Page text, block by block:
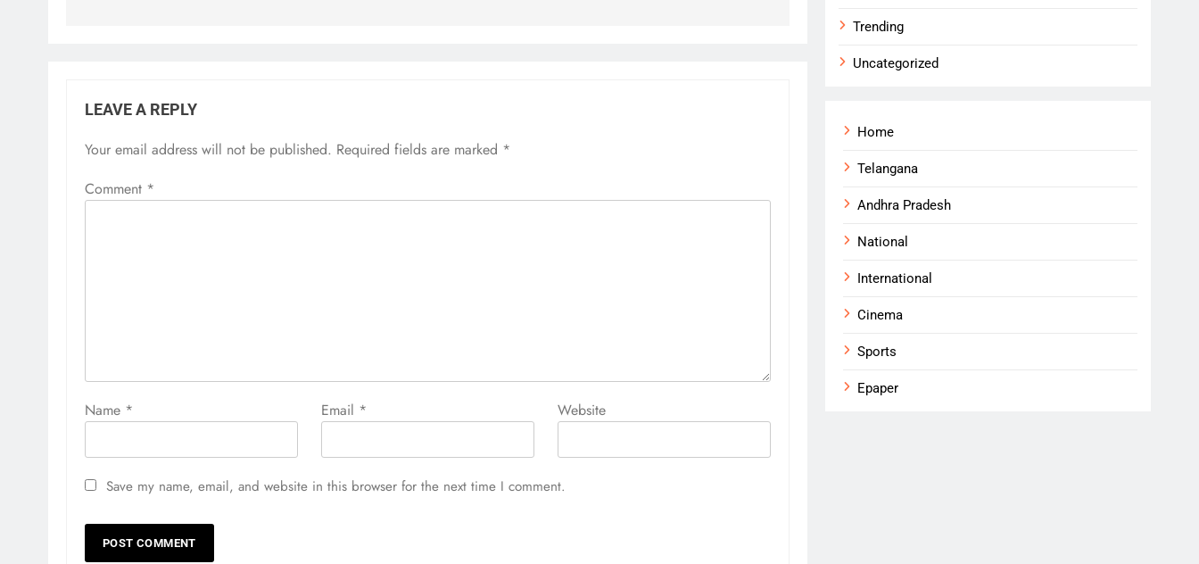
LEAVE A REPLY
Your email address will not be published. Required fields are marked *
Comment *
Name * Email * Website
Save my name, email, and website in this browser for the next time I comment.
Trending
Uncategorized
Home
Telangana
Andhra Pradesh
National
International
Cinema
Sports
Epaper